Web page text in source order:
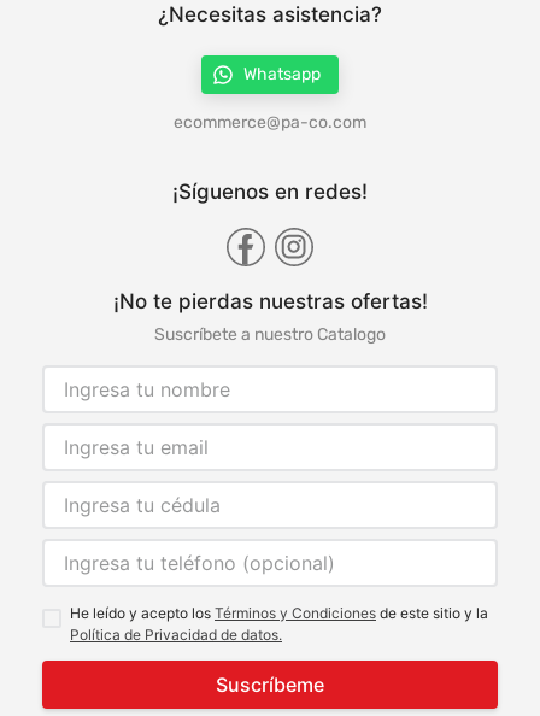
¿Necesitas asistencia?
Whatsapp
ecommerce@pa-co.com
¡Síguenos en redes!
¡No te pierdas nuestras ofertas!
Suscríbete a nuestro Catalogo
He leído y acepto los Términos y Condiciones de este sitio y la
Política de Privacidad de datos.
Suscríbeme